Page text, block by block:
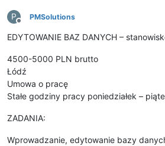
P
Niedostępny
PMSolutions
EDYTOWANIE BAZ DANYCH –
4500-5000 PLN brutto
Łódź
Umowa o pracę
Stałe godziny pracy poniedziałek –
ZADANIA:
Wprowadzanie, edytowanie bazy